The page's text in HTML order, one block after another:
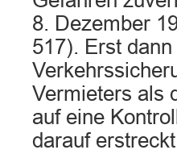
8. Dezember
517). Erst
Vermieters als
auf eine
darauf